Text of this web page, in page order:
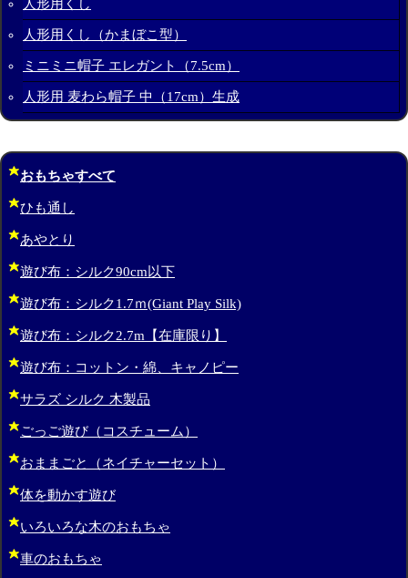
人形用くし
人形用くし（かまぼこ型）
ミニミニ帽子 エレガント（7.5cm）
人形用 麦わら帽子 中（17cm）生成
おもちゃすべて
ひも通し
あやとり
遊び布：シルク90cm以下
遊び布：シルク1.7ｍ(Giant Play Silk)
遊び布：シルク2.7m【在庫限り】
遊び布：コットン・綿、キャノピー
サラズ シルク 木製品
ごっご遊び（コスチューム）
おままごと（ネイチャーセット）
体を動かす遊び
いろいろな木のおもちゃ
車のおもちゃ